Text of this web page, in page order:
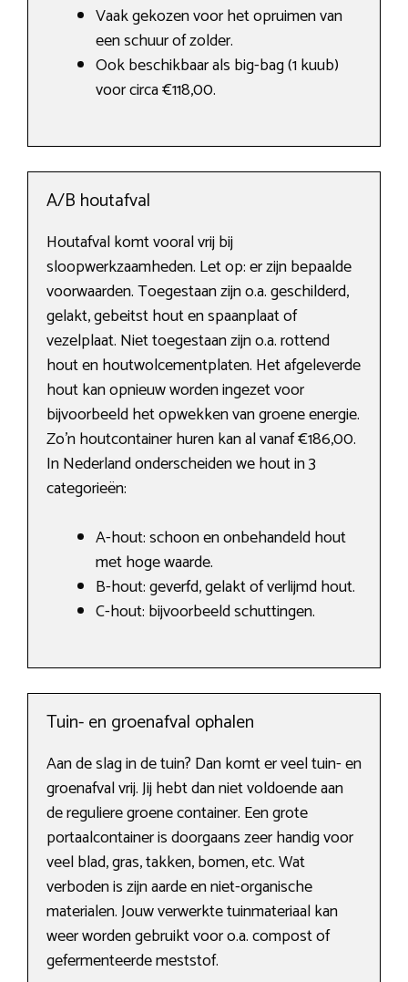
Vaak gekozen voor het opruimen van
een schuur of zolder.
Ook beschikbaar als big-bag (1 kuub)
voor circa €118,00.
A/B houtafval
Houtafval komt vooral vrij bij
sloopwerkzaamheden. Let op: er zijn bepaalde
voorwaarden. Toegestaan zijn o.a. geschilderd,
gelakt, gebeitst hout en spaanplaat of
vezelplaat. Niet toegestaan zijn o.a. rottend
hout en houtwolcementplaten. Het afgeleverde
hout kan opnieuw worden ingezet voor
bijvoorbeeld het opwekken van groene energie.
Zo’n houtcontainer huren kan al vanaf €186,00.
In Nederland onderscheiden we hout in 3
categorieën:
A-hout: schoon en onbehandeld hout
met hoge waarde.
B-hout: geverfd, gelakt of verlijmd hout.
C-hout: bijvoorbeeld schuttingen.
Tuin- en groenafval ophalen
Aan de slag in de tuin? Dan komt er veel tuin- en
groenafval vrij. Jij hebt dan niet voldoende aan
de reguliere groene container. Een grote
portaalcontainer is doorgaans zeer handig voor
veel blad, gras, takken, bomen, etc. Wat
verboden is zijn aarde en niet-organische
materialen. Jouw verwerkte tuinmateriaal kan
weer worden gebruikt voor o.a. compost of
gefermenteerde meststof.